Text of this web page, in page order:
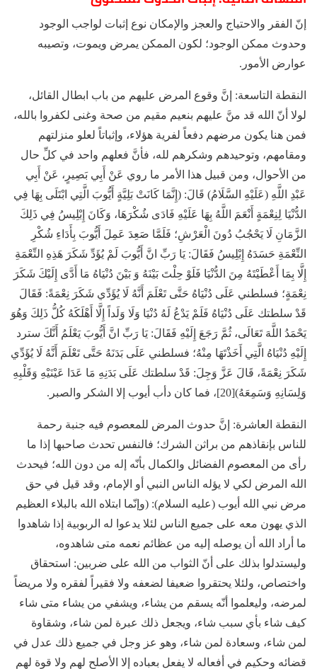
إنّ الفقر والاحتياج والعجز والإمكان نوع إثبات لواجب الوجود
وحدوث ممكن الوجود؛ لكون الممكن يمرض ويموت، وتصيبه
عوارض الأمور.
النقطة التاسعة: إنَّ وقوع المرض عليهم من باب ابطال القائل،
لولا أنّ الله قد منَّ عليهم بنعيم مقيم من صحة وغنى لكفروا بالله،
فمن هنا يكون مرضهم دفعاً لفرية هؤلاء، وإثباتاً لعلو منزلتهم
ومقامهم، وتوحيدهم وشكرهم لله، فأنَّ فعلهم واحد في كلِّ حال
من الأحوال، ومن قبيل هذا الأمر ما روي عَنْ أَبِي بَصِيرٍ، عَنْ أَبِي
عَبْدِ اللَّهِ (عَلَيْهِ السَّلَامُ) قَالَ: (إِنَّمَا كَانَتْ بَلِيَّةٍ أَيُّوبَ الَّتِي ابْتَلَى بِهَا فِي
الدُّنْيَا لِنِعْمَةٍ أَنْعَمَ اللَّهُ بِهَا عَلَيْهِ فَادَى شُكْرَهَا، وَكَانَ إِبْلِيسُ فِي ذَلِكَ
الزَّمَانِ لَا يَحْجُبُ دُونَ الْعَرْشِ؛ فَلَمَّا صَعِدَ عَمِلَ أَيُّوبَ بِأَدَاءِ شُكْرِ
النِّعْمَةِ حَسَدَهُ إِبْلِيسُ فَقَالَ: يَا رَبِّ انَّ أَيُّوبَ لَمْ يُؤَدِّ شَكَرَ هَذِهِ النِّعْمَةِ
إِلَّا بِمَا أَعْطَيْتَهُ مِنَ الدُّنْيَا فَلَوْ حِلْتَ بَيْنَهُ وَ بَيْنَ دُنْيَاهُ مَا أَدَّى إِلَيْكَ شَكَرَ
نِعْمَةٍ؛ فسلطني عَلَى دُنْيَاهُ حَتَّى تَعْلَمَ أَنَّهُ لَا يُؤَدِّي شَكَرَ نِعْمَةً: فَقَالَ
قَدْ سلطتك عَلَى دُنْيَاهُ فَلَمْ يَدْعُ لَهُ دُنْيَا وَلَا وَلَداً إِلَّا أَهْلَكَهُ كُلُّ ذَلِكَ وَهُوَ
يَحْمَدُ اللَّهَ تَعَالَى، ثُمَّ رَجَعَ إِلَيْهِ فَقَالَ: يَا رَبِّ انَّ أَيُّوبَ يَعْلَمُ أَنَّكَ سترد
إِلَيْهِ دُنْيَاهُ الَّتِي أَخَذْتَهَا مِنْهُ؛ فسلطني عَلَى بَدَنَهُ حَتَّى تَعْلَمَ أَنَّهُ لَا يُؤَدِّي
شَكَرَ نِعْمَةً، قَالَ عَزَّ وَجِلَ: قَدْ سلطتك عَلَى بَدَنِهِ مَا عَدَا عَيْنَيْهِ وَقَلْبِهِ
وَلِسَانِهِ وَسَمِعَهُ)[20]، فما كان دأب أيوب إلا الشكر والصبر.
النقطة العاشرة: إنَّ حدوث المرض للمعصوم فيه جنبة رحمة
للناس بإنقاذهم من براثن الشرك؛ فالنفس تحدث صاحبها إذا ما
رأى من المعصوم الفضائل والكمال بأنّه إله من دون الله؛ فيحدث
الله المرض لكي لا يؤله الناس النبي أو الإمام، وقد قيل في حق
مرض نبي الله أيوب (عليه السلام): (وإنّما ابتلاه الله بالبلاء العظيم
الذي يهون معه على جميع الناس لئلا يدعوا له الربوبية إذا شاهدوا
ما أراد الله أن يوصله إليه من عظائم نعمه متى شاهدوه،
وليستدلوا بذلك على أنّ الثواب من الله على ضربين: استحقاق
واختصاص، ولئلا يحتقروا ضعيفا لضعفه ولا فقيراً لفقره ولا مريضاً
لمرضه، وليعلموا أنّه يسقم من يشاء، ويشفي من يشاء متى شاء
كيف شاء بأي سبب شاء، ويجعل ذلك عبرة لمن شاء، وشقاوة
لمن شاء، وسعادة لمن شاء، وهو عز وجل في جميع ذلك عدل في
قضائه وحكيم في أفعاله لا يفعل بعباده إلا الأصلح لهم ولا قوة لهم